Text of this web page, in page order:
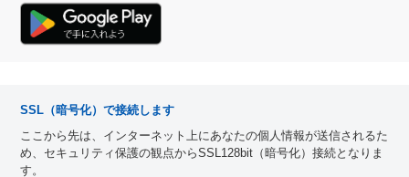
SSL（暗号化）で接続します
ここから先は、インターネット上にあなたの個人情報が送信されるた
め、セキュリティ保護の観点からSSL128bit（暗号化）接続となりま
す。